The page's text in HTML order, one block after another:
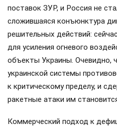
поставок ЗУР, и Россия не
сложившаяся конъюнктура
решительных действий:
для усиления огневого
объекты Украины. Очевидно,
украинской системы
к критическому пределу, и
ракетные атаки им
Коммерческий подход к